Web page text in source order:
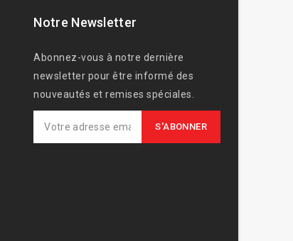
Notre Newsletter
Abonnez-vous à notre dernière
newsletter pour être informé des
nouveautés et remises spéciales.